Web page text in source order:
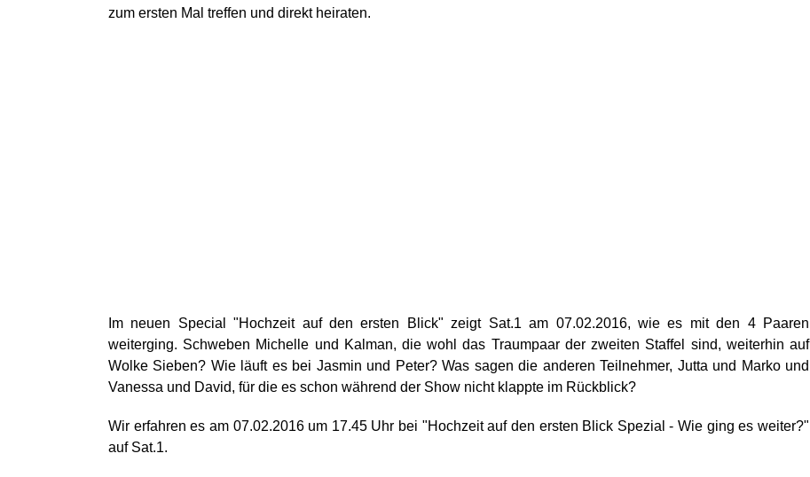
zum ersten Mal treffen und direkt heiraten.
Im neuen Special "Hochzeit auf den ersten Blick" zeigt Sat.1 am 07.02.2016, wie es mit den 4 Paaren
weiterging. Schweben Michelle und Kalman, die wohl das Traumpaar der zweiten Staffel sind, weiterhin auf
Wolke Sieben? Wie läuft es bei Jasmin und Peter? Was sagen die anderen Teilnehmer, Jutta und Marko und
Vanessa und David, für die es schon während der Show nicht klappte im Rückblick?
Wir erfahren es am 07.02.2016 um 17.45 Uhr bei "Hochzeit auf den ersten Blick Spezial - Wie ging es weiter?"
auf Sat.1.